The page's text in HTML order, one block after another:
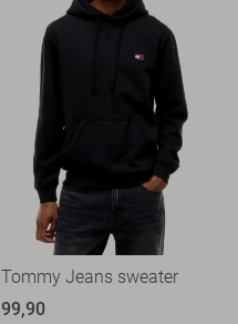
Tommy Jeans sweater
99,90